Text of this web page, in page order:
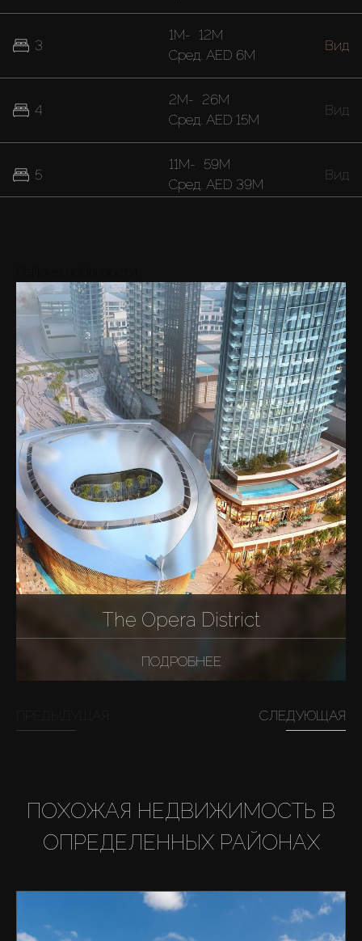
3
4
5
1M- 12M
Cред. AED 6M
Вид
2M- 26M
Cред. AED 15M
Вид
11M- 59M
Cред. AED 39M
Вид
The Opera District
ПОДРОБНЕЕ
СЛЕДУЮЩАЯ
ПОХОЖАЯ НЕДВИЖИМОСТЬ В
ОПРЕДЕЛЕННЫХ РАЙОНАХ